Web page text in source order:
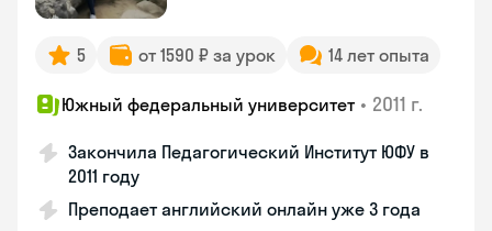
5 от 1590 ₽ за урок 14 лет опыта
Южный федеральный университет • 2011 г.
Закончила Педагогический Институт ЮФУ в
2011 году
Преподает английский онлайн уже 3 года